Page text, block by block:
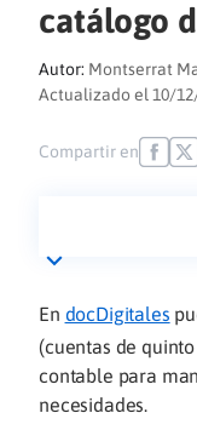
catálogo
Autor: Montserrat
Actualizado el 10/
Compartir en
En docDigitales
(cuentas de
contable para
necesidades.